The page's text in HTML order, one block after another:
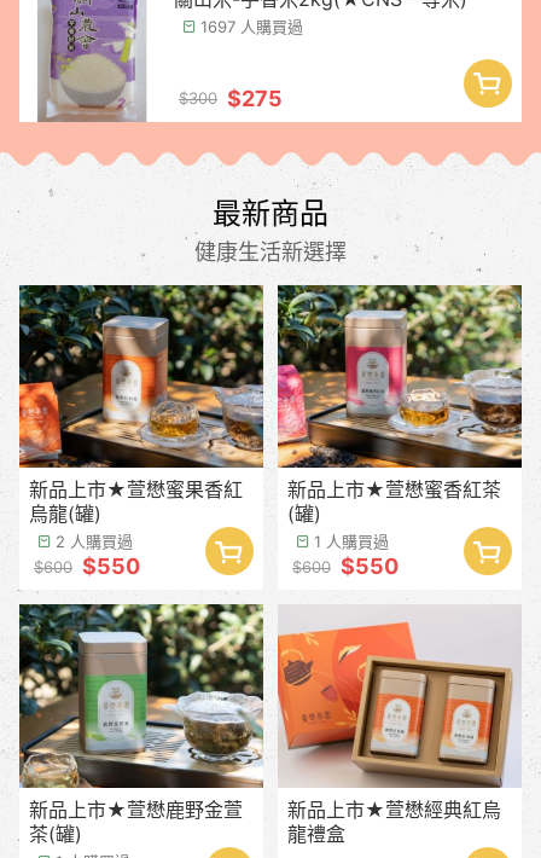
1697 人購買過
$300 $275
最新商品
健康生活新選擇
新品上市★萱懋蜜果香紅
烏龍(罐)
2 人購買過
$600 $550
新品上市★萱懋蜜香紅茶
(罐)
1 人購買過
$600 $550
新品上市★萱懋鹿野金萱
茶(罐)
新品上市★萱懋經典紅烏
龍禮盒